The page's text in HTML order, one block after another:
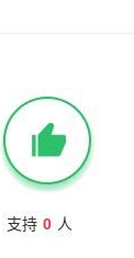
支持 0 人